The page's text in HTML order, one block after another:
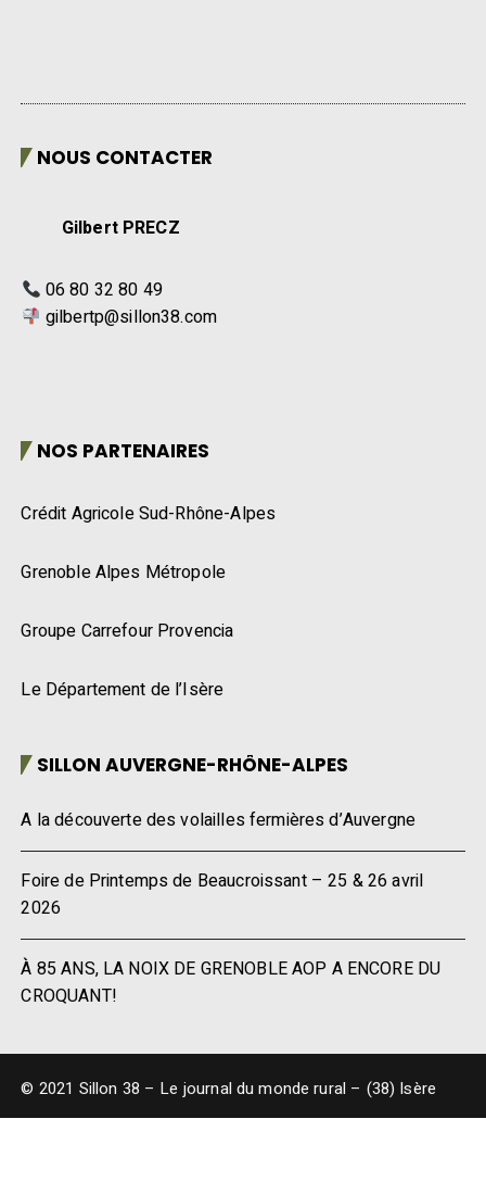
NOUS CONTACTER
Gilbert PRECZ
06 80 32 80 49
gilbertp@sillon38.com
NOS PARTENAIRES
Crédit Agricole Sud-Rhône-Alpes
Grenoble Alpes Métropole
Groupe Carrefour Provencia
Le Département de l’Isère
SILLON AUVERGNE-RHÔNE-ALPES
A la découverte des volailles fermières d’Auvergne
Foire de Printemps de Beaucroissant – 25 & 26 avril
2026
À 85 ANS, LA NOIX DE GRENOBLE AOP A ENCORE DU
CROQUANT!
© 2021 Sillon 38 – Le journal du monde rural – (38) Isère